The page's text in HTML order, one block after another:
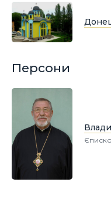
Персони